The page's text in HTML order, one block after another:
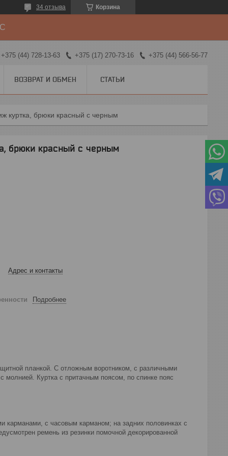
Корзина
34 отзыва
+375 (44) 728-13-63 +375 (17) 270-73-16 +375 (44) 566-56-77
ВОЗВРАТ И ОБМЕН СТАТЬИ
куртка, брюки красный с черным
брюки красный с черным
Адрес и контакты
Подробнее
планкой. С отложным воротником, с различными
Куртка с притачным поясом, по спинке пояс
карманами, с часовым карманом; на задних половинках с
ремень из резинки помочной декорированной